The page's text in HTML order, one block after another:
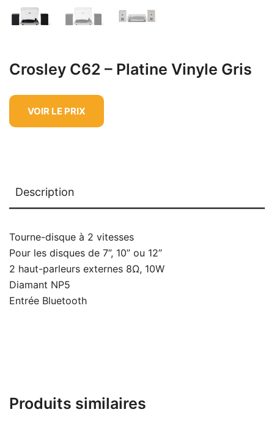
Crosley C62 – Platine Vinyle Gris
VOIR LE PRIX
Description
Tourne-disque à 2 vitesses
Pour les disques de 7”, 10” ou 12”
2 haut-parleurs externes 8Ω, 10W
Diamant NP5
Entrée Bluetooth
Produits similaires